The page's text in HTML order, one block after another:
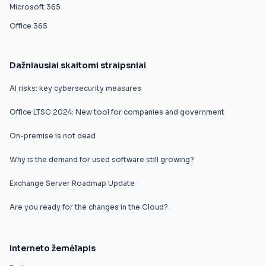
Microsoft 365
Office 365
Dažniausiai skaitomi straipsniai
AI risks: key cybersecurity measures
Office LTSC 2024: New tool for companies and government
On-premise is not dead
Why is the demand for used software still growing?
Exchange Server Roadmap Update
Are you ready for the changes in the Cloud?
Interneto žemėlapis